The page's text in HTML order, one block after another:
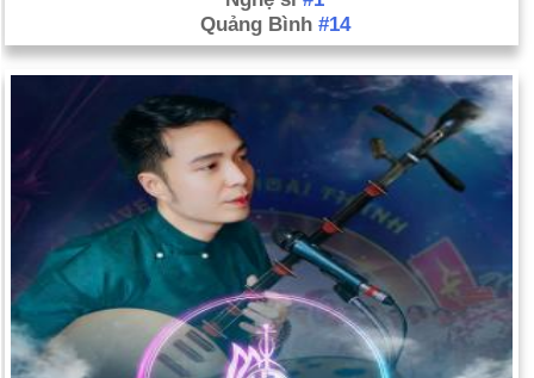
Quảng Bình #14